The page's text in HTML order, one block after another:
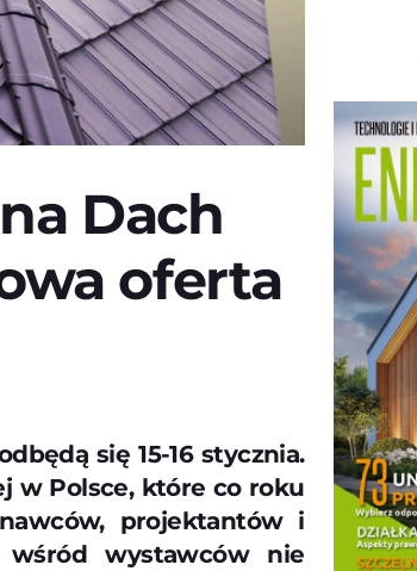
Dach
oferta
się 15-16 stycznia.
w Polsce, które co roku
projektantów i
wystawców nie